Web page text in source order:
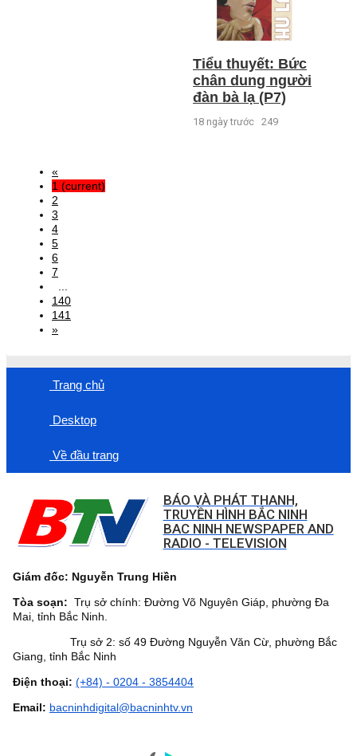
Tiểu thuyết: Bức
chân dung người
đàn bà lạ (P7)
18 ngày trước 249
«
1 (current)
2
3
4
5
6
7
140
141
»
Trang chủ
Desktop
Về đầu trang
BÁO VÀ PHÁT THANH,
TRUYỀN HÌNH BẮC NINH
BAC NINH NEWSPAPER AND
RADIO - TELEVISION
Giám đốc: Nguyễn Trung Hiền
Tòa soạn: Trụ sở chính: Đường Võ Nguyên Giáp, phường Đa
Mai, tỉnh Bắc Ninh.
Trụ sở 2: số 49 Đường Nguyễn Văn Cừ, phường Bắc
Giang, tỉnh Bắc Ninh
Điện thoại: (+84) - 0204 - 3854404
Email: bacninhdigital@bacninhtv.vn